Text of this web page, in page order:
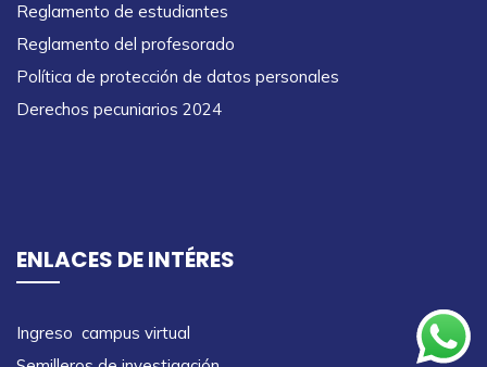
Reglamento de estudiantes
Reglamento del profesorado
Política de protección de datos personales
Derechos pecuniarios 2024
ENLACES DE INTÉRES
Ingreso campus virtual